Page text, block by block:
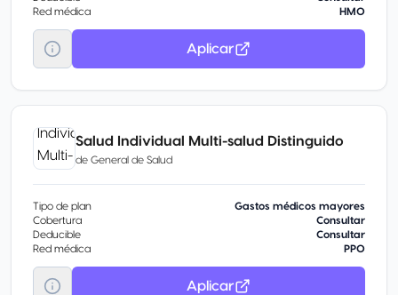
Red médica
HMO
Aplicar
Salud Individual Multi-salud Distinguido
de General de Salud
Tipo de plan
Gastos médicos mayores
Cobertura
Consultar
Deducible
Consultar
Red médica
PPO
Aplicar